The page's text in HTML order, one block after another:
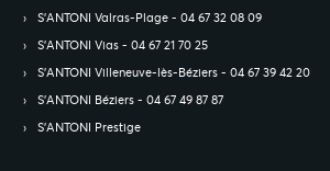
S’ANTONI Valras-Plage - 04 67 32 08 09
S’ANTONI Vias - 04 67 21 70 25
S’ANTONI Villeneuve-lès-Béziers - 04 67 39 42 20
S’ANTONI Béziers - 04 67 49 87 87
S’ANTONI Prestige